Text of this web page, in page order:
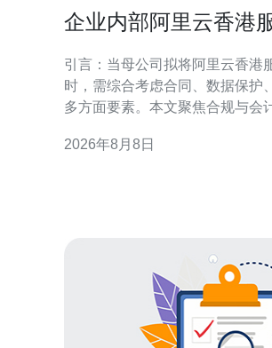
企业内部阿里云香港
引言：当母公司拟将阿里云香港
时，需综合考虑合同、数据保护
多方面要素。本文聚焦合规与会
部将阿里云香港服务器移交常见
2026年8月8日